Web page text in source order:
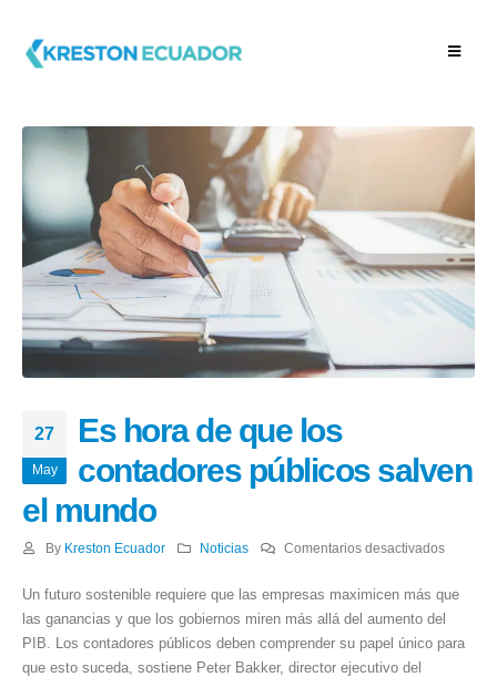
27
May
Es hora de que los
contadores públicos salven
el mundo
By Kreston Ecuador Noticias Comentarios desactivadosen
hora
que
Un futuro sostenible requiere que las empresas maximicen más que
las ganancias y que los gobiernos miren más allá del aumento del
PIB. Los contadores públicos deben comprender su papel único para
que esto suceda, sostiene Peter Bakker, director ejecutivo del